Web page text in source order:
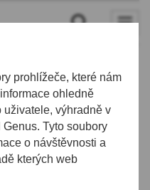
prohlížeče, které nám
ohledně
výhradně v
Tyto soubory
o návštěvnosti a
kterých web
Ještěd
vyrazit za